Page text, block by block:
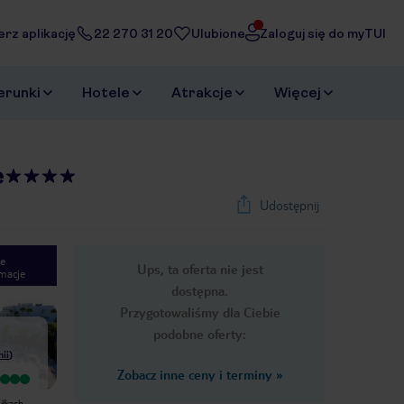
aplikację 22 270 31 20 Ulubione Zaloguj się do myTUI
Hotele Atrakcje Więcej
Udostępnij
Ups, ta oferta nie jest
dostępna.
Przygotowaliśmy dla Ciebie
podobne oferty:
Zobacz inne ceny i terminy »
Next slide
1/28
)
Wyjątkowy